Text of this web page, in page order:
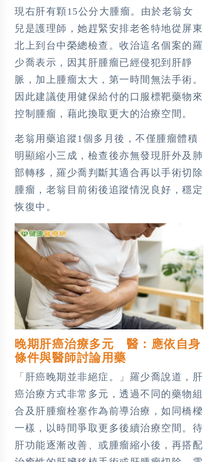
現右肝有顆15公分大腫瘤。由於老翁女
兒是護理師，她趕緊安排老爸特地從屏東
北上到台中榮總檢查。收治這名個案的羅
少喬表示，因其肝腫瘤已經侵犯到肝靜
脈，加上腫瘤太大，第一時間無法手術。
因此建議使用健保給付的口服標靶藥物來
控制腫瘤，藉此換取更大的治療空間。
老翁用藥追蹤1個多月後，不僅腫瘤體積
明顯縮小三成，檢查後亦無發現肝外及肺
部轉移，羅少喬判斷其適合再以手術切除
腫瘤，老翁目前術後追蹤情況良好，穩定
恢復中。
晚期肝癌治療多元 醫：應依自身
條件與醫師討論用藥
「肝癌晚期並非絕症。」羅少喬說道，肝
癌治療方式非常多元，透過不同的藥物組
合及肝腫瘤栓塞作為前導治療，如同橋樑
一樣，以時間爭取更多後續治療空間。待
肝功能逐漸改善、或腫瘤縮小後，再搭配